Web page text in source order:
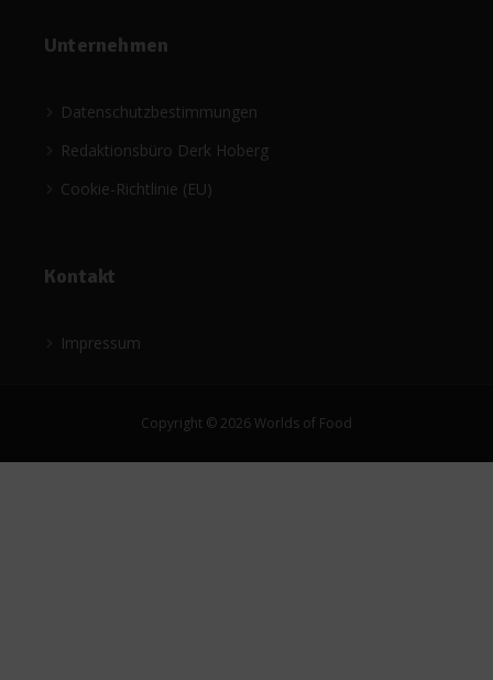
Unternehmen
Datenschutzbestimmungen
Redaktionsbüro Derk Hoberg
Cookie-Richtlinie (EU)
Kontakt
Impressum
Copyright © 2026 Worlds of Food